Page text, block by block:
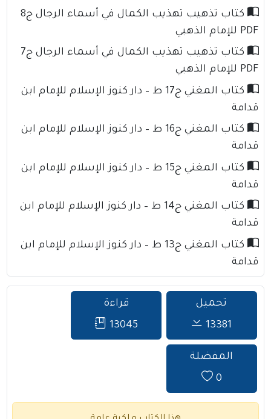
كتاب تذهيب تهذيب الكمال في أسماء الرجال ج8
PDF للإمام الذهبي
كتاب تذهيب تهذيب الكمال في أسماء الرجال ج7
PDF للإمام الذهبي
كتاب المغني ج17 ط – دار كنوز الإسلام للإمام ابن
قدامة
كتاب المغني ج16 ط – دار كنوز الإسلام للإمام ابن
قدامة
كتاب المغني ج15 ط – دار كنوز الإسلام للإمام ابن
قدامة
كتاب المغني ج14 ط – دار كنوز الإسلام للإمام ابن
قدامة
كتاب المغني ج13 ط – دار كنوز الإسلام للإمام ابن
قدامة
تحميل
13381
قراءة
13045
المفضلة
0